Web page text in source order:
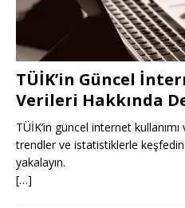
TÜİK’in Güncel
Verileri Hakkında
TÜİK’in güncel internet
trendler ve istatistiklerle
yakalayın.
[…]